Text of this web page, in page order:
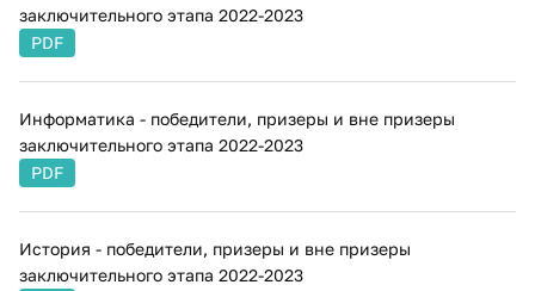
заключительного этапа 2022-2023
PDF
Информатика - победители, призеры и вне призеры
заключительного этапа 2022-2023
PDF
История - победители, призеры и вне призеры
заключительного этапа 2022-2023